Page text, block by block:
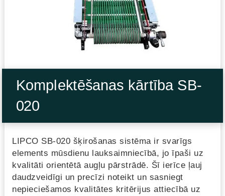
Komplektēšanas kārtība SB-
020
LIPCO SB-020 šķirošanas sistēma ir svarīgs
elements mūsdienu lauksaimniecībā, jo īpaši uz
kvalitāti orientētā augļu pārstrādē. Šī ierīce ļauj
daudzveidīgi un precīzi noteikt un sasniegt
nepieciešamos kvalitātes kritērijus attiecībā uz